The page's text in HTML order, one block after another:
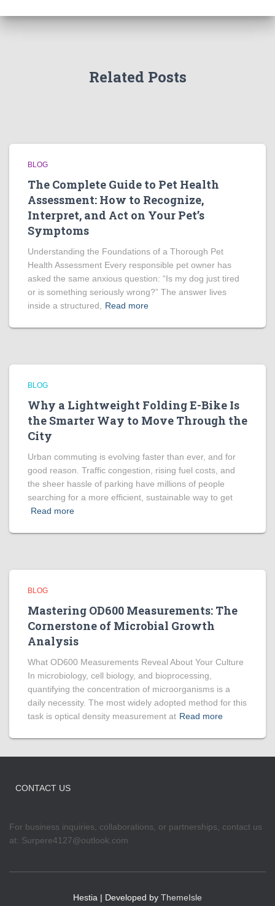
Related Posts
BLOG
The Complete Guide to Pet Health
Assessment: How to Recognize,
Interpret, and Act on Your Pet’s
Symptoms
Understanding the Foundations of a Thorough Pet
Health Assessment Every responsible pet owner has
asked the same anxious question: “Is my dog just tired
or is something seriously wrong?” The answer lives
inside a structured,
Read more
BLOG
Why a Lightweight Folding E-Bike Is
the Smarter Way to Move Through the
City
Urban commuting is evolving faster than ever, and for
good reason. Traffic congestion, rising fuel costs, and
the sheer hassle of parking have millions of people
searching for a more efficient, sustainable way to get
Read more
BLOG
Mastering OD600 Measurements: The
Cornerstone of Microbial Growth
Analysis
What OD600 Measurements Reveal About Your Culture
In microbiology, cell biology, and bioprocessing,
quantifying the concentration of microorganisms is a
daily necessity. The most widely adopted method for this
task is optical density measurement at Read more
CONTACT US
For business inquiries, collaborations, or partnerships, contact us
at: Surpere4127@outlook.com
Hestia | Developed by ThemeIsle